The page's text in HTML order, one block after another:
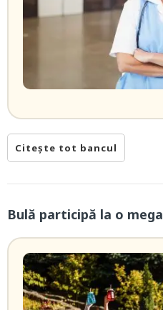
Citește tot bancul
Bulă participă la o